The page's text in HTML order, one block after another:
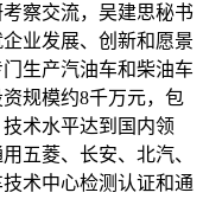
察交流，吴建思秘书
业发展、创新和愿景
生产汽油车和柴油车
规模约8千万元，包
术水平达到国内领
五菱、长安、北汽、
术中心检测认证和通